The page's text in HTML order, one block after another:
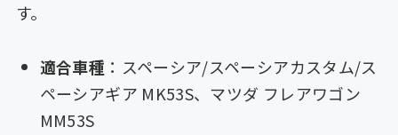
す。
適合車種 ：スペーシア/スペーシアカスタム/ス
ペーシアギア MK53S、マツダ フレアワゴン
MM53S